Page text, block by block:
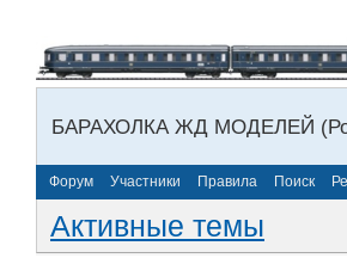
БАРАХОЛКА ЖД МОДЕЛЕЙ
Форум Участники Правила Поиск
Активные темы